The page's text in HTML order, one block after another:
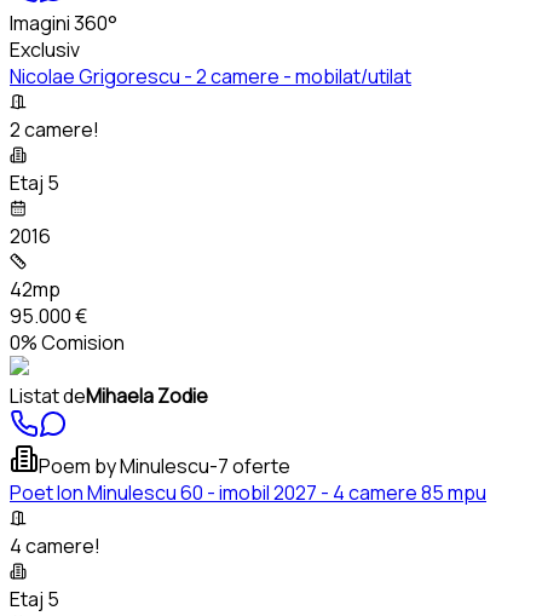
Imagini 360°
Exclusiv
Nicolae Grigorescu - 2 camere - mobilat/utilat
2 camere!
Etaj 5
2016
42mp
95.000 €
0% Comision
Listat deMihaela Zodie
Poem by Minulescu-7 oferte
Poet Ion Minulescu 60 - imobil 2027 - 4 camere 85 mpu
4 camere!
Etaj 5